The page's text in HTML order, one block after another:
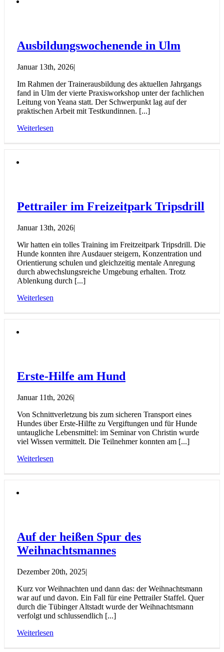
Ausbildungswochenende in Ulm
Januar 13th, 2026|
Im Rahmen der Trainerausbildung des aktuellen Jahrgangs
fand in Ulm der vierte Praxisworkshop unter der fachlichen
Leitung von Yeana statt. Der Schwerpunkt lag auf der
praktischen Arbeit mit Testkundinnen. [...]
Weiterlesen
Pettrailer im Freizeitpark Tripsdrill
Januar 13th, 2026|
Wir hatten ein tolles Training im Freitzeitpark Tripsdrill. Die
Hunde konnten ihre Ausdauer steigern, Konzentration und
Orientierung schulen und gleichzeitig mentale Anregung
durch abwechslungsreiche Umgebung erhalten. Trotz
Ablenkung durch [...]
Weiterlesen
Erste-Hilfe am Hund
Januar 11th, 2026|
Von Schnittverletzung bis zum sicheren Transport eines
Hundes über Erste-Hilfte zu Vergiftungen und für Hunde
untaugliche Lebensmittel: im Seminar von Christin wurde
viel Wissen vermittelt. Die Teilnehmer konnten am [...]
Weiterlesen
Auf der heißen Spur des
Weihnachtsmannes
Dezember 20th, 2025|
Kurz vor Weihnachten und dann das: der Weihnachtsmann
war auf und davon. Ein Fall für eine Pettrailer Staffel. Quer
durch die Tübinger Altstadt wurde der Weihnachtsmann
verfolgt und schlussendlich [...]
Weiterlesen